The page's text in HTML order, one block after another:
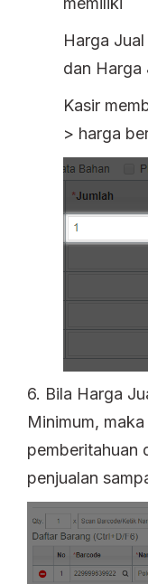
Harga
dan Harga
Kasir
> harga
6. Bila Harga
Minimum,
pemberitahuan
penjualan